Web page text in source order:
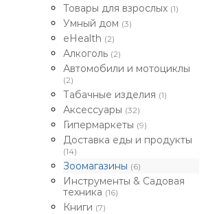
Товары для взрослых (1)
Умный дом (3)
eHealth (2)
Алкоголь (2)
Автомобили и мотоциклы
(2)
Табачные изделия (1)
Аксессуары (32)
Гипермаркеты (9)
Доставка еды и продукты
(14)
Зоомагазины (6)
Инструменты & Садовая
техника (16)
Книги (7)